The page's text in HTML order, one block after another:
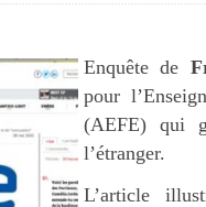
Enquête de
pour
(AEFE) qui
l’étranger.
L’article